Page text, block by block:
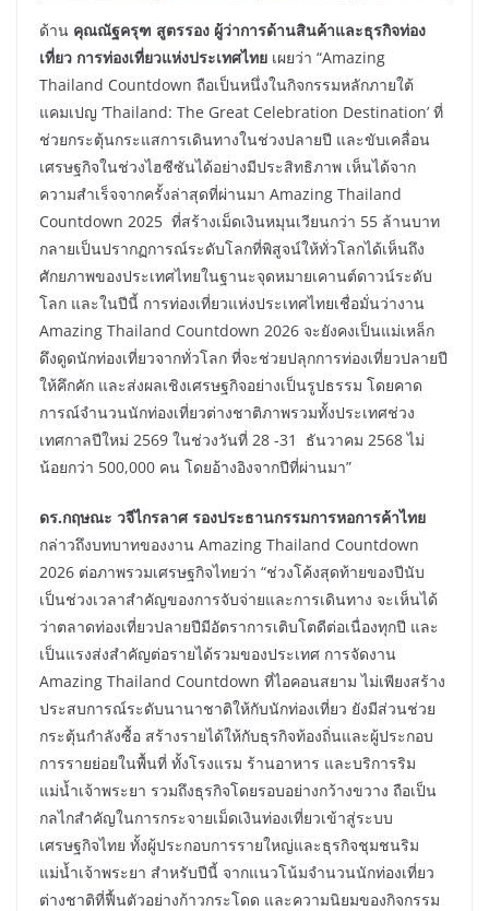
ด้าน คุณณัฐครุฑ สูตรรอง ผู้ว่าการด้านสินค้าและธุรกิจท่อง
เที่ยว การท่องเที่ยวแห่งประเทศไทย เผยว่า “Amazing
Thailand Countdown ถือเป็นหนึ่งในกิจกรรมหลักภายใต้
แคมเปญ ‘Thailand: The Great Celebration Destination’ ที่
ช่วยกระตุ้นกระแสการเดินทางในช่วงปลายปี และขับเคลื่อน
เศรษฐกิจในช่วงไฮซีซันได้อย่างมีประสิทธิภาพ เห็นได้จาก
ความสำเร็จจากครั้งล่าสุดที่ผ่านมา Amazing Thailand
Countdown 2025 ที่สร้างเม็ดเงินหมุนเวียนกว่า 55 ล้านบาท
กลายเป็นปรากฏการณ์ระดับโลกที่พิสูจน์ให้ทั่วโลกได้เห็นถึง
ศักยภาพของประเทศไทยในฐานะจุดหมายเคานต์ดาวน์ระดับ
โลก และในปีนี้ การท่องเที่ยวแห่งประเทศไทยเชื่อมั่นว่างาน
Amazing Thailand Countdown 2026 จะยังคงเป็นแม่เหล็ก
ดึงดูดนักท่องเที่ยวจากทั่วโลก ที่จะช่วยปลุกการท่องเที่ยวปลายปี
ให้คึกคัก และส่งผลเชิงเศรษฐกิจอย่างเป็นรูปธรรม โดยคาด
การณ์จำนวนนักท่องเที่ยวต่างชาติภาพรวมทั้งประเทศช่วง
เทศกาลปีใหม่ 2569 ในช่วงวันที่ 28 -31 ธันวาคม 2568 ไม่
น้อยกว่า 500,000 คน โดยอ้างอิงจากปีที่ผ่านมา”
ดร.กฤษณะ วจีไกรลาศ รองประธานกรรมการหอการค้าไทย
กล่าวถึงบทบาทของงาน Amazing Thailand Countdown
2026 ต่อภาพรวมเศรษฐกิจไทยว่า “ช่วงโค้งสุดท้ายของปีนับ
เป็นช่วงเวลาสำคัญของการจับจ่ายและการเดินทาง จะเห็นได้
ว่าตลาดท่องเที่ยวปลายปีมีอัตราการเติบโตดีต่อเนื่องทุกปี และ
เป็นแรงส่งสำคัญต่อรายได้รวมของประเทศ การจัดงาน
Amazing Thailand Countdown ที่ไอคอนสยาม ไม่เพียงสร้าง
ประสบการณ์ระดับนานาชาติให้กับนักท่องเที่ยว ยังมีส่วนช่วย
กระตุ้นกำลังซื้อ สร้างรายได้ให้กับธุรกิจท้องถิ่นและผู้ประกอบ
การรายย่อยในพื้นที่ ทั้งโรงแรม ร้านอาหาร และบริการริม
แม่น้ำเจ้าพระยา รวมถึงธุรกิจโดยรอบอย่างกว้างขวาง ถือเป็น
กลไกสำคัญในการกระจายเม็ดเงินท่องเที่ยวเข้าสู่ระบบ
เศรษฐกิจไทย ทั้งผู้ประกอบการรายใหญ่และธุรกิจชุมชนริม
แม่น้ำเจ้าพระยา สำหรับปีนี้ จากแนวโน้มจำนวนนักท่องเที่ยว
ต่างชาติที่ฟื้นตัวอย่างก้าวกระโดด และความนิยมของกิจกรรม